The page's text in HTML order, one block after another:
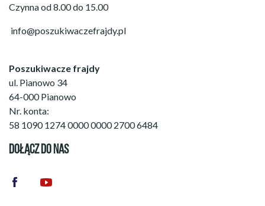
Czynna od 8.00 do 15.00
info@poszukiwaczefrajdy.pl
Poszukiwacze frajdy
ul. Pianowo 34
64-000 Pianowo
Nr. konta:
58 1090 1274 0000 0000 2700 6484
DOŁĄCZ DO NAS